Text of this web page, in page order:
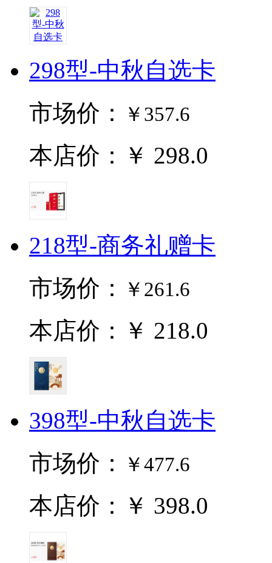
298型-中秋自选卡
市场价：
￥357.6
本店价：￥ 298.0
218型-商务礼赠卡
市场价：
￥261.6
本店价：￥ 218.0
398型-中秋自选卡
市场价：
￥477.6
本店价：￥ 398.0